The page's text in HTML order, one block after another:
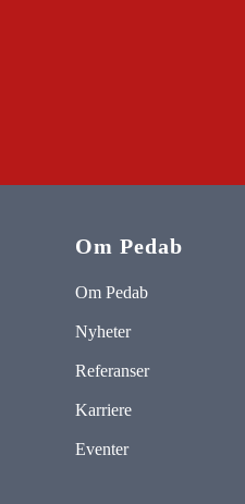
Om Pedab
Om Pedab
Nyheter
Referanser
Karriere
Eventer